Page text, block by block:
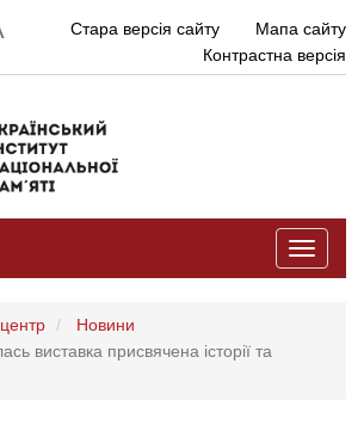
Стара версія сайту
Мапа сайту
Контрастна версія
Toggle
Новини
виставка присвячена історії та